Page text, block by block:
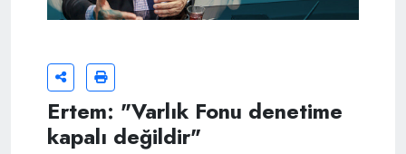
Ertem: "Varlık Fonu denetime
kapalı değildir"